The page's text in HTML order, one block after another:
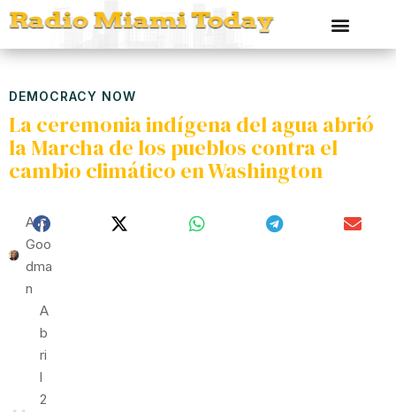
DEMOCRACY NOW
La ceremonia indígena del agua abrió
la Marcha de los pueblos contra el
cambio climático en Washington
Ami
Goo
Dma
N
A
B
Ri
L
2